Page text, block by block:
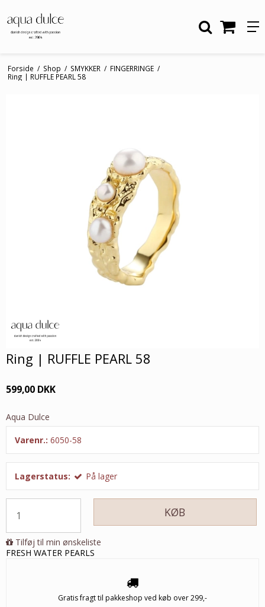
Forside / Shop / SMYKKER / FINGERRINGE /
Ring | RUFFLE PEARL 58
Ring | RUFFLE PEARL 58
599,00 DKK
Aqua Dulce
Varenr.: 6050-58
Lagerstatus: På lager
KØB
Tilføj til min ønskeliste
FRESH WATER PEARLS
Gratis fragt til pakkeshop ved køb over 299,-